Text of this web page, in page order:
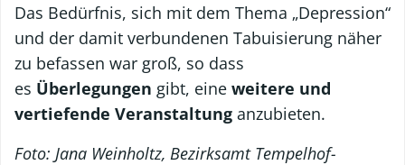
Das Bedürfnis, sich mit dem Thema „Depression“
und der damit verbundenen Tabuisierung näher
zu befassen war groß, so dass
es Überlegungen gibt, eine weitere und
vertiefende Veranstaltung anzubieten.
Foto: Jana Weinholtz, Bezirksamt Tempelhof-